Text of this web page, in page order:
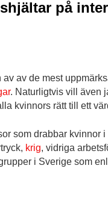
på
av de mest
. Naturligtvis vill även
kvinnors rätt till ett
som drabbar kvinnor
krig, vidriga
i Sverige som